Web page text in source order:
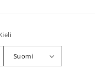
Suomi